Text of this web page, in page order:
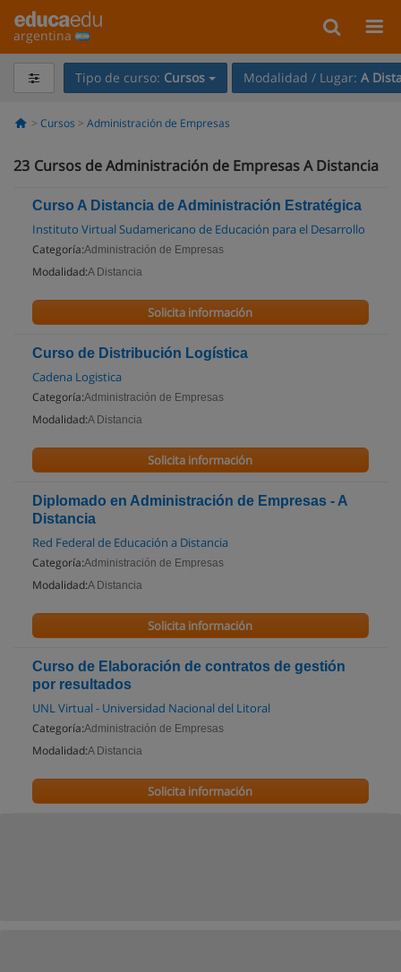
argentina
Tipo de curso: Cursos Modalidad / Lugar: A
Cursos Administración de Empresas
23 Cursos de Administración de Empresas A Distancia
Curso A Distancia de Administración Estratégica
Instituto Virtual Sudamericano de Educación para el Desarrollo
Categoría:Administración de Empresas
Modalidad:A Distancia
Solicita información
Curso de Distribución Logística
Cadena Logistica
Categoría:Administración de Empresas
Modalidad:A Distancia
Solicita información
Diplomado en Administración de Empresas - A
Distancia
Red Federal de Educación a Distancia
Categoría:Administración de Empresas
Modalidad:A Distancia
Solicita información
Curso de Elaboración de contratos de gestión
por resultados
UNL Virtual - Universidad Nacional del Litoral
Categoría:Administración de Empresas
Modalidad:A Distancia
Solicita información